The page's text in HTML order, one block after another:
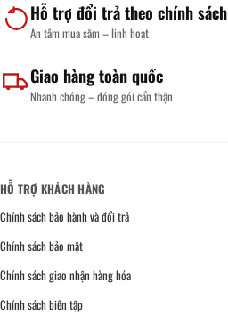
Hỗ trợ đổi trả theo chính sách
An tâm mua sắm – linh hoạt
Giao hàng toàn quốc
Nhanh chóng – đóng gói cẩn thận
HỖ TRỢ KHÁCH HÀNG
Chính sách bảo hành và đổi trả
Chính sách bảo mật
Chính sách giao nhận hàng hóa
Chính sách biên tập